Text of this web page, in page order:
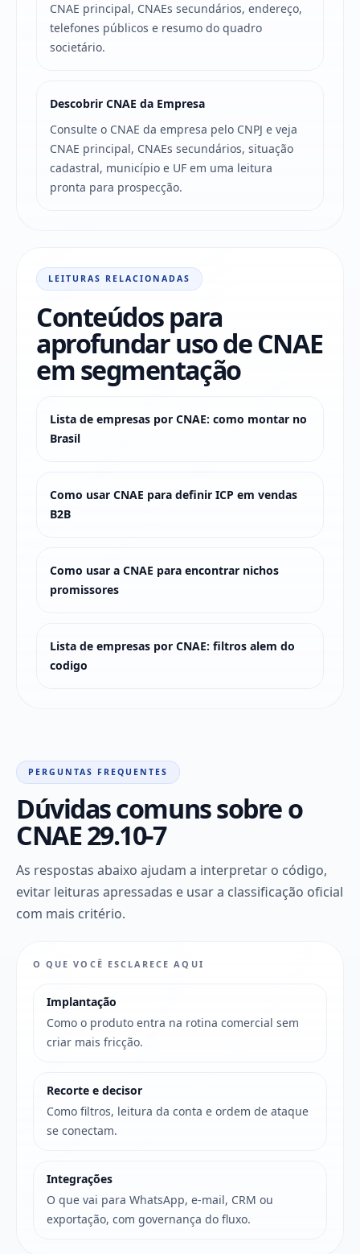
CNAE principal, CNAEs secundários, endereço,
telefones públicos e resumo do quadro
societário.
Descobrir CNAE da Empresa
Consulte o CNAE da empresa pelo CNPJ e veja
CNAE principal, CNAEs secundários, situação
cadastral, município e UF em uma leitura
pronta para prospecção.
LEITURAS RELACIONADAS
Conteúdos para
aprofundar uso de CNAE
em segmentação
Lista de empresas por CNAE: como montar no
Brasil
Como usar CNAE para definir ICP em vendas
B2B
Como usar a CNAE para encontrar nichos
promissores
Lista de empresas por CNAE: filtros alem do
codigo
PERGUNTAS FREQUENTES
Dúvidas comuns sobre o
CNAE 29.10-7
As respostas abaixo ajudam a interpretar o código,
evitar leituras apressadas e usar a classificação oficial
com mais critério.
O QUE VOCÊ ESCLARECE AQUI
Implantação
Como o produto entra na rotina comercial sem
criar mais fricção.
Recorte e decisor
Como filtros, leitura da conta e ordem de ataque
se conectam.
Integrações
O que vai para WhatsApp, e-mail, CRM ou
exportação, com governança do fluxo.